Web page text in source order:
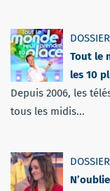
Tout le
les 10
Depuis 2006, les
tous les midis...